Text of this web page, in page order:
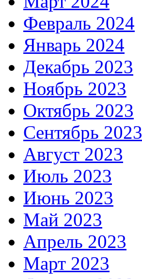
Февраль 2024
Январь 2024
Декабрь 2023
Ноябрь 2023
Октябрь 2023
Сентябрь 2023
Август 2023
Июль 2023
Июнь 2023
Май 2023
Апрель 2023
Март 2023